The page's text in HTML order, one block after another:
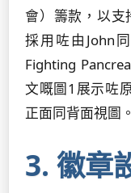
會）籌款，以支
採用咗由John
Fighting
文嘅圖1展示咗
正面同背面視圖。
3. 徽章